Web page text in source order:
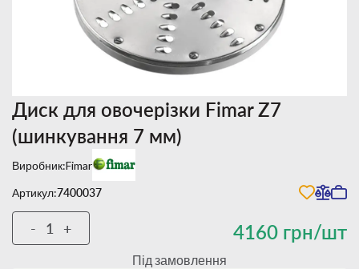
Диск для овочерізки Fimar Z7
(шинкування 7 мм)
Виробник:Fimar
Артикул:7400037
4160 грн/шт
- +
Під замовлення